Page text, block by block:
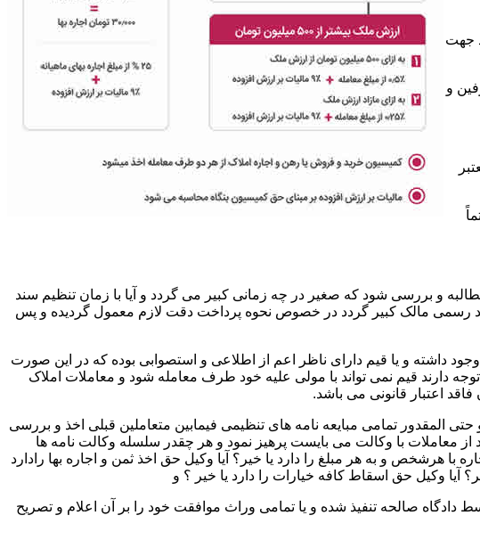
جهت
و
و بررسی شود که صغیر در چه زمانی کبیر می گردد و آیا با زمان تنظیم سند
رسمی مالک کبیر گردد در خصوص نحوه پرداخت دقت لازم معمول گردیده و پس
داشته و یا قیم دارای ناظر اعم از اطلاعی و استصوابی بوده که در این صورت
دارند قیم نمی تواند با مولی علیه خود طرف معامله شود و معاملات املاک
اعتبار قانونی می باشد.
المقدور تمامی مبایعه نامه های تنظیمی فیمابین متعاملین قبلی اخذ و بررسی
از معاملات با وکالت می بایست پرهیز نمود و هر چقدر سلسله وکالت نامه ها
هرشخص و به هر مبلغ را دارد یا خیر؟ آیا وکیل حق اخذ ثمن و اجاره بها رادارد
آیا وکیل حق اسقاط کافه خیارات را دارد یا خیر ؟ و
صالحه تنفیذ شده و یا تمامی وراث موافقت خود را بر آن اعلام و تصریح